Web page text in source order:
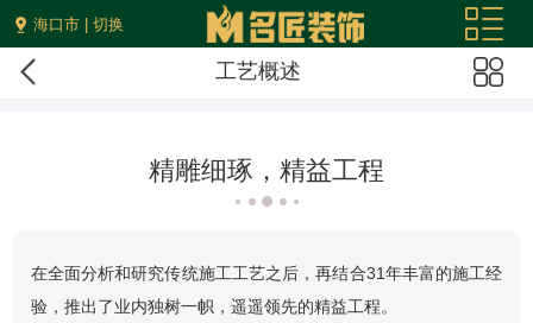
海口市 | 切换
工艺概述
精雕细琢，精益工程
在全面分析和研究传统施工工艺之后，再结合31年丰富的施工经
验，推出了业内独树一帜，遥遥领先的精益工程。